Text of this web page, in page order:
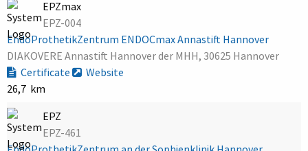
EPZmax
EPZ-004
EndoProthetikZentrum ENDOCmax Annastift Hannover
DIAKOVERE Annastift Hannover der MHH, 30625 Hannover
Certificate
Website
26,7 km
EPZ
EPZ-461